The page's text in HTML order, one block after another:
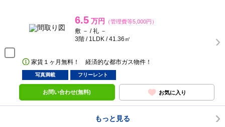
6.5 万円 （管理費等5,000円）
敷 － / 礼 －
3階 / 1LDK / 41.36㎡
家賃１ヶ月無料！ 経済的な都市ガス物件！
写真満載 フリーレント
お問い合わせ(無料) お気に入り
もっと見る